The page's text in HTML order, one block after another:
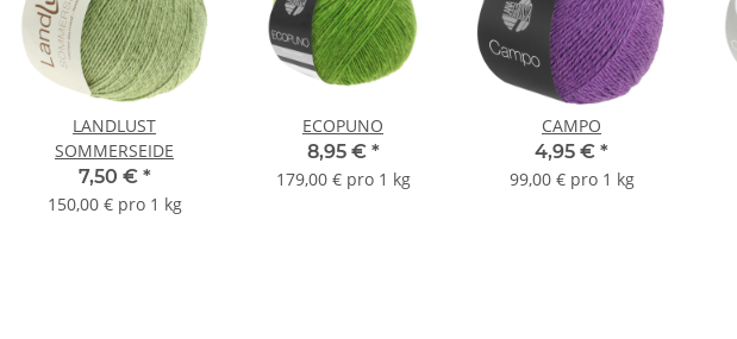
LANDLUST
SOMMERSEIDE
7,50 € *
150,00 € pro 1 kg
ECOPUNO
8,95 € *
179,00 € pro 1 kg
CAMPO
4,95 € *
99,00 € pro 1 kg